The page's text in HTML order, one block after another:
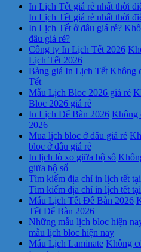
In Lịch Tết giá rẻ nhất thời
In Lịch Tết giá rẻ nhất thời
In Lịch Tết ở đâu giá rẻ?
đâu giá rẻ?
Công ty In Lịch Tết 2026
Lịch Tết 2026
Bảng giá In Lịch Tết Không
Tết
Mẫu Lịch Bloc 2026 giá rẻ
Bloc 2026 giá rẻ
In Lịch Để Bàn 2026 Không
2026
Mua lịch bloc ở đâu giá rẻ
bloc ở đâu giá rẻ
In lịch lò xo giữa bộ số
giữa bộ số
Tìm kiếm địa chỉ in lịch tết
Tìm kiếm địa chỉ in lịch tết
Mẫu Lịch Tết Để Bàn 2026
Tết Để Bàn 2026
Những mẫu lịch bloc hiện
mẫu lịch bloc hiện nay
Mẫu Lịch Laminate Không